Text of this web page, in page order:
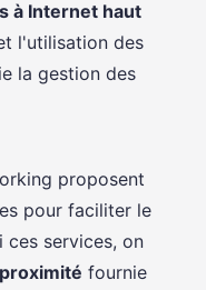
à Internet haut
l'utilisation des
la gestion des
proposent
pour faciliter le
ces services, on
fournie